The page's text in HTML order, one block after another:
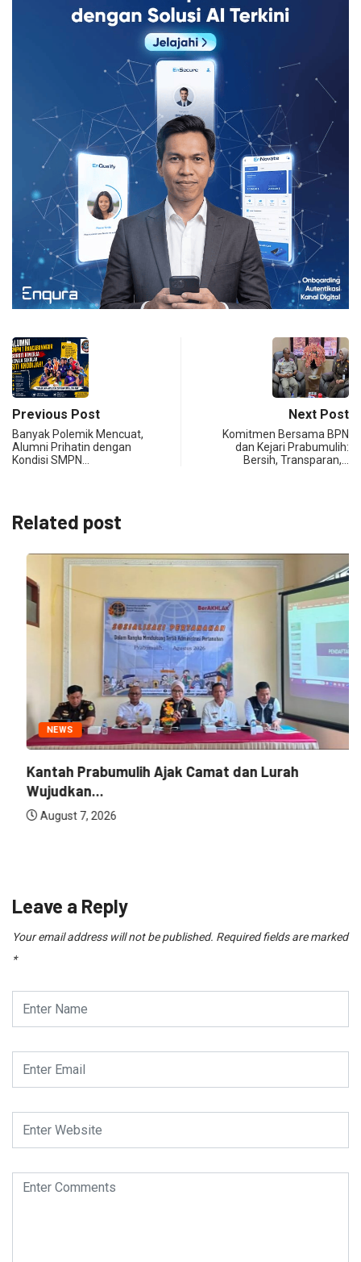
Previous Post
Banyak Polemik Mencuat,
Alumni Prihatin dengan
Kondisi SMPN…
Next Post
Komitmen Bersama BPN
dan Kejari Prabumulih:
Bersih, Transparan,…
Related post
NEWS
Kantah Prabumulih Ajak Camat dan Lurah
Wujudkan...
August 7, 2026
Leave a Reply
Your email address will not be published. Required fields are marked
*